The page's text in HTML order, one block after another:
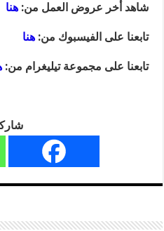
شاهد أخر عروض العمل من:هنا
تابعنا على الفيسبوك من:هنا
تابعنا على مجموعة تيليغرام من: